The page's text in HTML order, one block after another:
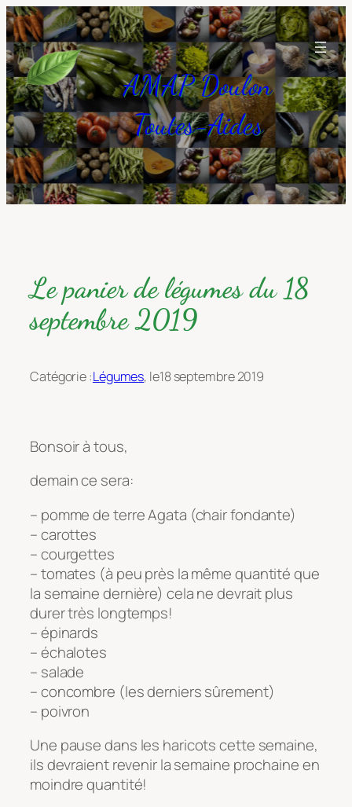
Aller
au
contenu
AMAP Doulon
Toutes-Aides
Le panier de légumes du 18
septembre 2019
Catégorie :Légumes, le18 septembre 2019
Bonsoir à tous,
demain ce sera:
– pomme de terre Agata (chair fondante)
– carottes
– courgettes
– tomates (à peu près la même quantité que
la semaine dernière) cela ne devrait plus
durer très longtemps!
– épinards
– échalotes
– salade
– concombre (les derniers sûrement)
– poivron
Une pause dans les haricots cette semaine,
ils devraient revenir la semaine prochaine en
moindre quantité!